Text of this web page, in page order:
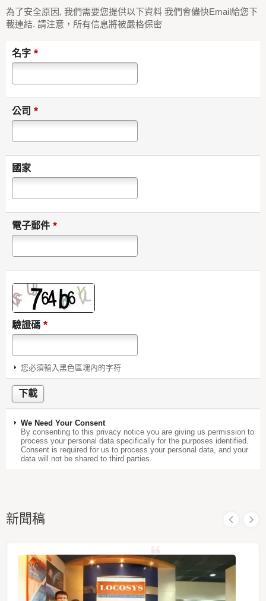
為了安全原因, 我們需要您提供以下資料 我們會儘快Email給您下
載連結. 請注意，所有信息將被嚴格保密
名字 *
公司 *
國家
電子郵件 *
驗證碼 *
您必須輸入黑色區塊內的字符
We Need Your Consent
By consenting to this privacy notice you are giving us permission to
process your personal data specifically for the purposes identified.
Consent is required for us to process your personal data, and your
data will not be shared to third parties.
新聞稿